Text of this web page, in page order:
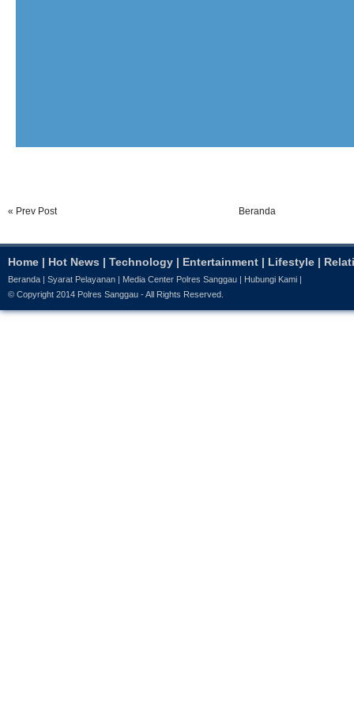
« Prev Post Beranda
Home | Hot News | Technology | Entertainment | Lifestyle |
Beranda Syarat Pelayanan Media Center Polres Sanggau Hubungi Kami
© Copyright 2014 Polres Sanggau - All Rights Reserved.